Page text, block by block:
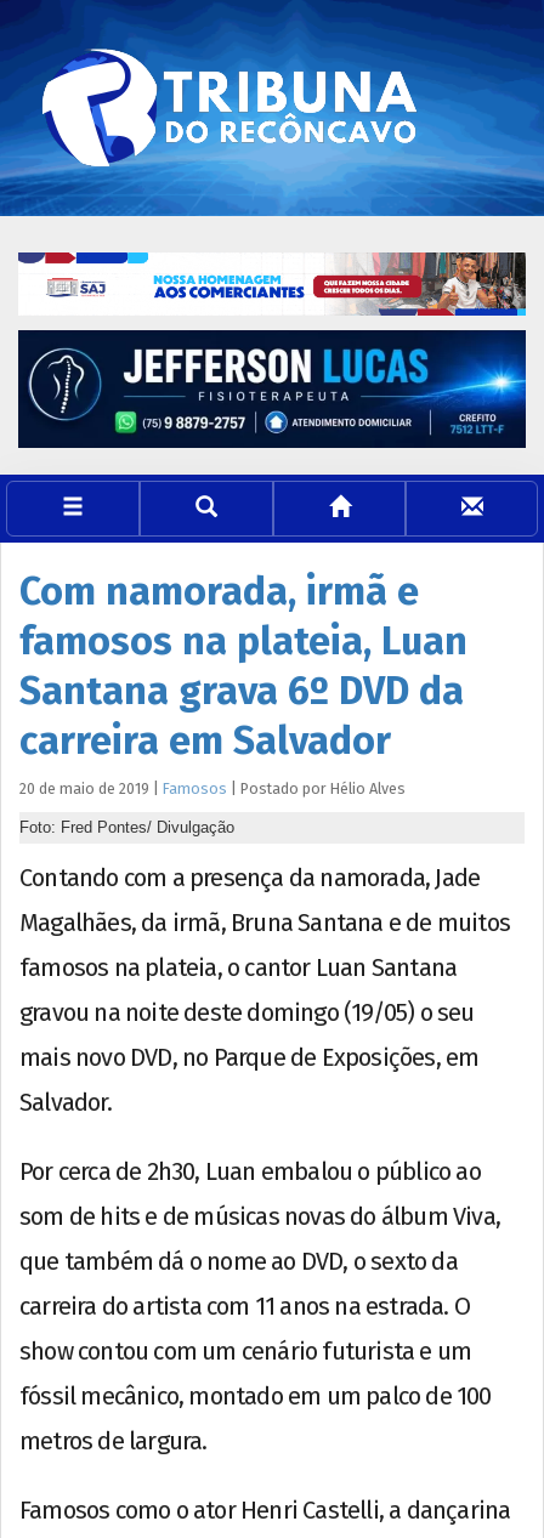
Com namorada, irmã e
famosos na plateia, Luan
Santana grava 6º DVD da
carreira em Salvador
20 de maio de 2019 Famosos Postado por Hélio Alves
Foto: Fred Pontes/ Divulgação
Contando com a presença da namorada, Jade
Magalhães, da irmã, Bruna Santana e de muitos
famosos na plateia, o cantor Luan Santana
gravou na noite deste domingo (19/05) o seu
mais novo DVD, no Parque de Exposições, em
Salvador.
Por cerca de 2h30, Luan embalou o público ao
som de hits e de músicas novas do álbum Viva,
que também dá o nome ao DVD, o sexto da
carreira do artista com 11 anos na estrada. O
show contou com um cenário futurista e um
fóssil mecânico, montado em um palco de 100
metros de largura.
Famosos como o ator Henri Castelli, a dançarina